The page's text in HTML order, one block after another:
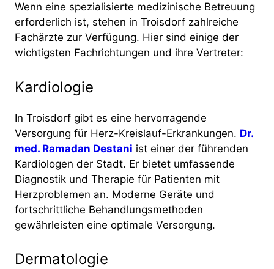
Wenn eine spezialisierte medizinische Betreuung
erforderlich ist, stehen in Troisdorf zahlreiche
Fachärzte zur Verfügung. Hier sind einige der
wichtigsten Fachrichtungen und ihre Vertreter:
Kardiologie
In Troisdorf gibt es eine hervorragende
Versorgung für Herz-Kreislauf-Erkrankungen. Dr.
med. Ramadan Destani ist einer der führenden
Kardiologen der Stadt. Er bietet umfassende
Diagnostik und Therapie für Patienten mit
Herzproblemen an. Moderne Geräte und
fortschrittliche Behandlungsmethoden
gewährleisten eine optimale Versorgung​.
Dermatologie